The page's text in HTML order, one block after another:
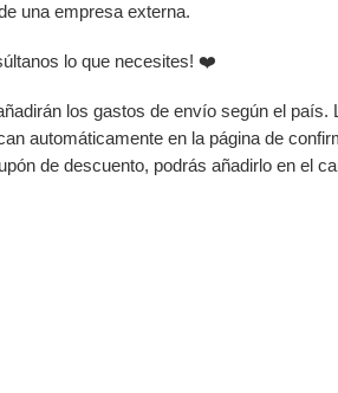
una empresa externa.
lo que necesites! ❤️
los gastos de envío según el país.
automáticamente en la página de
de descuento, podrás añadirlo en el